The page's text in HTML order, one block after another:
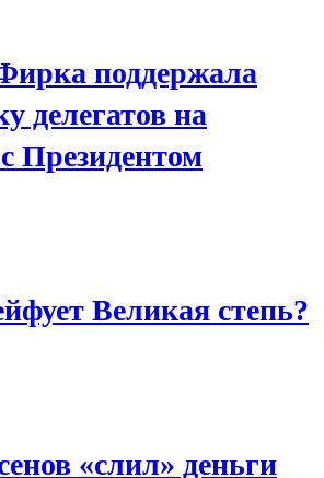
поддержала
делегатов на
Президентом
Великая степь?
«слил» деньги